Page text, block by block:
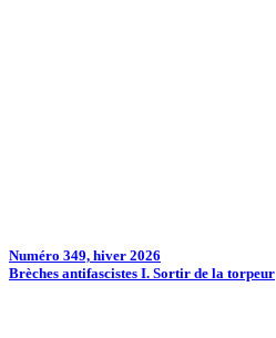
Numéro 349, hiver 2026
Brèches antifascistes I. Sortir de la torpeur